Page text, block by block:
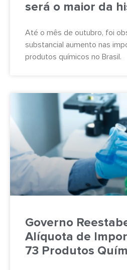
será o maior da
Até o mês de outubro, foi
substancial aumento nas
produtos químicos no Brasil.
Governo
Alíquota de
73 Produtos